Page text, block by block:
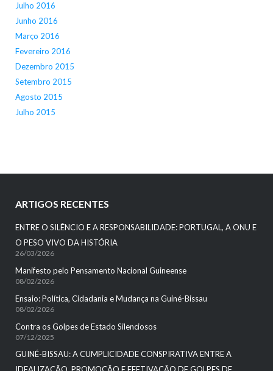
Julho 2016
Junho 2016
Março 2016
Fevereiro 2016
Dezembro 2015
Setembro 2015
Agosto 2015
Julho 2015
ARTIGOS RECENTES
ENTRE O SILÊNCIO E A RESPONSABILIDADE: PORTUGAL, A ONU E
O PESO VIVO DA HISTÓRIA
26/03/2026
Manifesto pelo Pensamento Nacional Guineense
08/02/2026
Ensaio: Política, Cidadania e Mudança na Guiné-Bissau
08/02/2026
Contra os Golpes de Estado Silenciosos
07/12/2025
GUINÉ-BISSAU: A CUMPLICIDADE CONSPIRATIVA ENTRE A